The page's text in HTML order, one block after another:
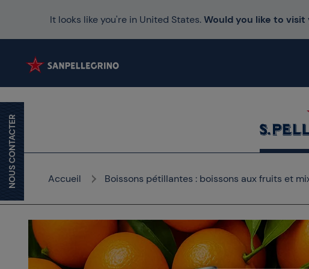
It looks like you're in United States.Would you like to
Accueil Boissons pétillantes : boissons aux fruits et
NOUS CONTACTER